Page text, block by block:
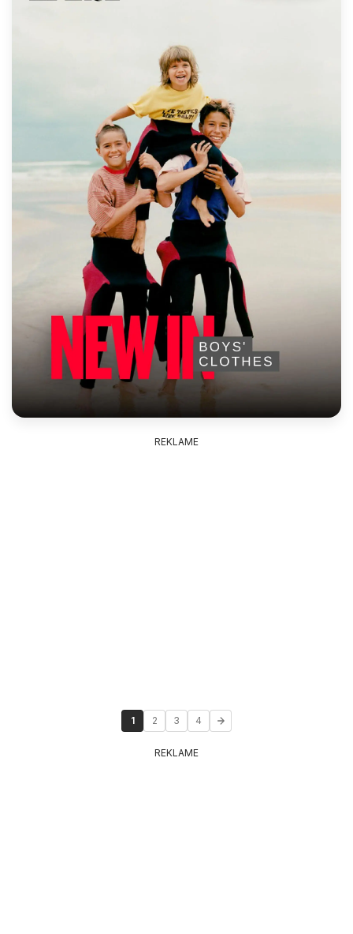
REKLAME
1 2 3 4
REKLAME